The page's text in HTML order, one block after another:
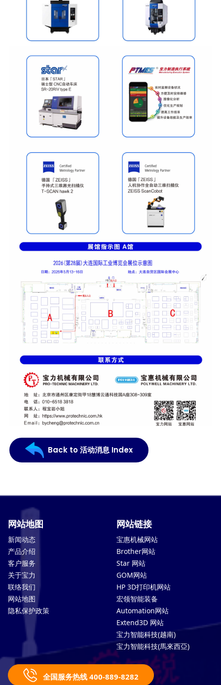
Back to 活动消息 Index
网站地图
新闻动态
产品介绍
客户服务
关于宝力
联络我们
网站地图
隐私保护政策
网站链接
宝惠机械网站
Brother网站
Star 网站
GOM网站
HP 3D打印机网站
宏领智能装备
Automation网站
Extend3D 网站
宝力智能科技(越南)
宝力智能科技(馬來西亞)
全国服务热线 400-889-8282